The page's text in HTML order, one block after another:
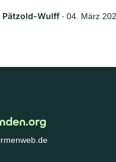
Pätzold-Wulff ‧ 04. März